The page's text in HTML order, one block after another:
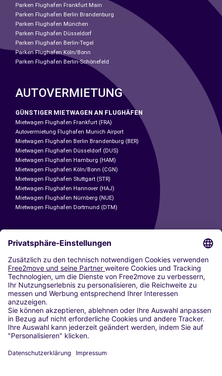
Parken Flughafen Frankfurt Main
Parken Flughafen Berlin Brandenburg
Parken Flughafen München
Parken Flughafen Düsseldorf
Parken Flughafen Berlin-Tegel
Parken Flughafen Köln/Bonn
Parken Flughafen Berlin-Schönefeld
AUTOVERMIETUNG
GÜNSTIGER MIETWAGEN AN FLUGHÄFEN
Mietwagen Flughafen Frankfurt (FRA)
Autovermietung Flughafen Munich Airport
Mietwagen Flughafen Berlin Brandenburg (BER)
Mietwagen Flughafen Düsseldorf (DUS)
Mietwagen Flughafen Hamburg (HAM)
Mietwagen Flughafen Köln/Bonn (CGN)
Mietwagen Flughafen Stuttgart (STR)
Mietwagen Flughafen Hannover (HAJ)
Mietwagen Flughafen Nürnberg (NUE)
Mietwagen Flughafen Dortmund (DTM)
CARSHARING
UNSERE STÄDTE
Paris
Madrid
Washington DC
Mailand
Rom
Turin
Wien
Berlin
Düsseldorf